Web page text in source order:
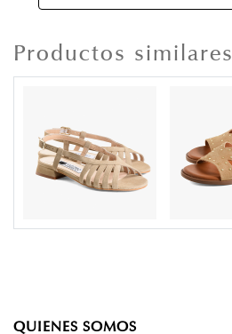
Productos similares
QUIENES SOMOS